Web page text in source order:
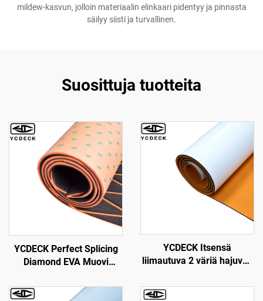
mildew-kasvun, jolloin materiaalin elinkaari pidentyy ja pinnasta
säilyy siisti ja turvallinen.
Suosittuja tuotteita
YCDECK Perfect Splicing
Diamond EVA Muovi
Porukka Venelattiaus
YCDECK Itsensä
liimautuva 2 väriä hajuvaa
CNC-reititykseen